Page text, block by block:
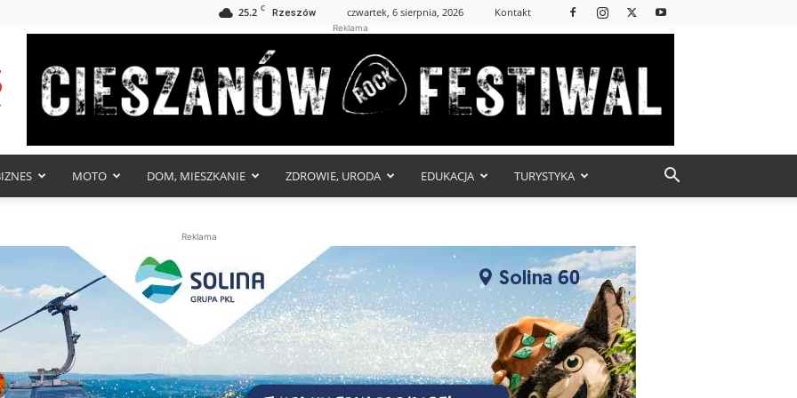
25.2 C Rzeszów czwartek, 6 sierpnia, 2026 Kontakt
Reklama
MOTO DOM, MIESZKANIE ZDROWIE, URODA EDUKACJA TURYSTYKA
Reklama